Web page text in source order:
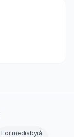
För mediabyrå